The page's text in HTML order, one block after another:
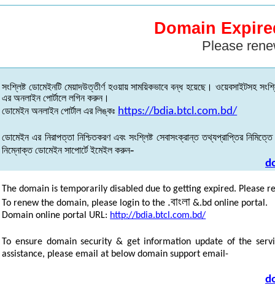
Domain
Please
সংশ্লিষ্ট ডোমেইনটি মেয়াদউত্তীর্ণ হওয়ায় সাময়িকভাবে বন্ধ হয়েছে। ওয়েবসাইটসহ
এর অনলাইন পোর্টালে লগিন করুন।
ডোমেইন অনলাইন পোর্টাল এর লিঙ্কঃ https://bdia.btcl.com.bd/
ডোমেইন এর নিরাপত্তা নিশ্চিতকরণ এবং সংশ্লিষ্ট সেবাসংক্রান্ত তথ্যপ্রাপ্তির নিমিত্তে
নিম্নোক্ত ডোমেইন সাপোর্টে ইমেইল করুন-
The domain is temporarily disabled due to getting expired. Please
To renew the domain, please login to the .বাংলা &.bd online portal.
Domain online portal URL: http://bdia.btcl.com.bd/
To ensure domain security & get information update of the
assistance, please email at below domain support email-